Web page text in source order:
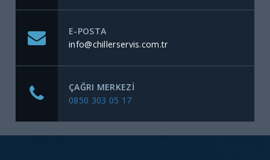
E-POSTA
info@chillerservis.com.tr
ÇAĞRI MERKEZI
0850 303 05 17